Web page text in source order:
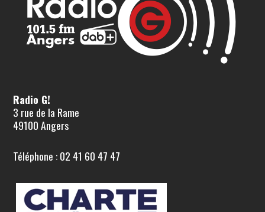
Radio G!
3 rue de la Rame
49100 Angers
Téléphone : 02 41 60 47 47